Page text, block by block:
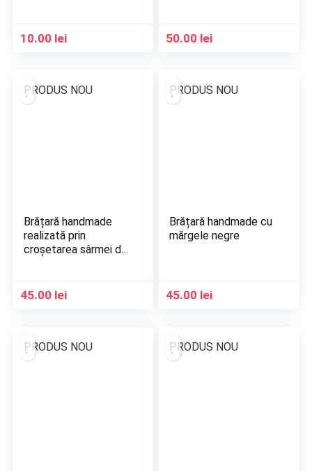
10.00 lei 50.00 lei
PRODUS NOU
Brățară handmade
realizată prin
croșetarea sârmei de
45.00 lei
PRODUS NOU
Brățară handmade cu
mărgele negre
45.00 lei
PRODUS NOU PRODUS NOU